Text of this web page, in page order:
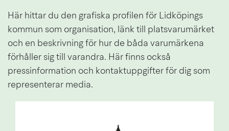
Här hittar du den grafiska profilen för Lidköpings
kommun som organisation, länk till platsvarumärket
och en beskrivning för hur de båda varumärkena
förhåller sig till varandra. Här finns också
pressinformation och kontaktuppgifter för dig som
representerar media.